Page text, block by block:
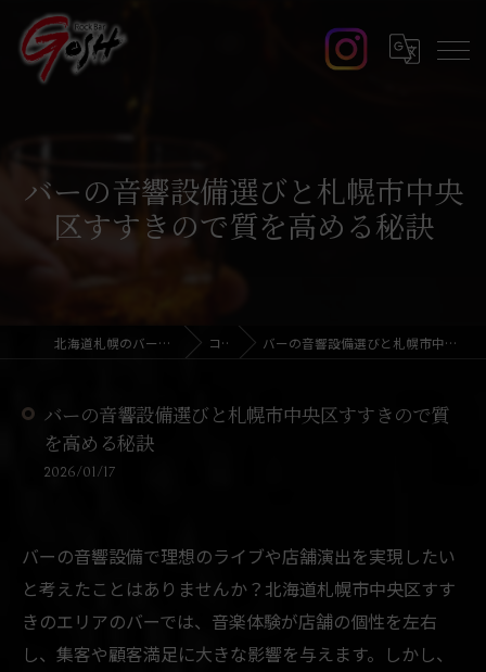
バーの音響設備選びと札幌市中央
区すすきので質を高める秘訣
北海道札幌のバーならRock Bar GOSH コラム バーの音響設備選びと札幌市中央区すすきので質を高める秘訣
バーの音響設備選びと札幌市中央区すすきので質
を高める秘訣
2026/01/17
バーの音響設備で理想のライブや店舗演出を実現したい
と考えたことはありませんか？北海道札幌市中央区すす
きのエリアのバーでは、音楽体験が店舗の個性を左右
し、集客や顧客満足に大きな影響を与えます。しかし、